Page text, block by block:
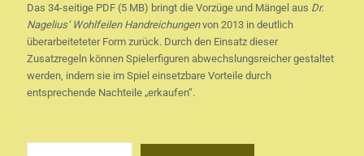
Das 34-seitige PDF (5 MB) bringt die Vorzüge und Mängel aus Dr.
Nagelius‘ Wohlfeilen Handreichungenvon 2013 in deutlich
überarbeiteteter Form zurück. Durch den Einsatz dieser
Zusatzregeln können Spielerfiguren abwechslungsreicher gestaltet
werden, indem sie im Spiel einsetzbare Vorteile durch
entsprechende Nachteile „erkaufen“.